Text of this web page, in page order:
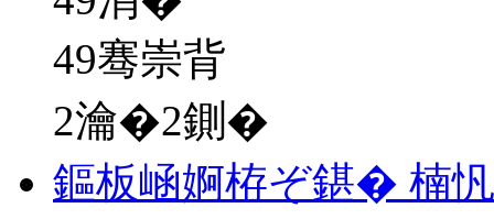
49骞崇背
2瀹�2鍘�
鏂板崡婀栫ぞ鍖� 楠